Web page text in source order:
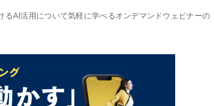
るAI活用について気軽に学べるオンデマンドウェビナーの